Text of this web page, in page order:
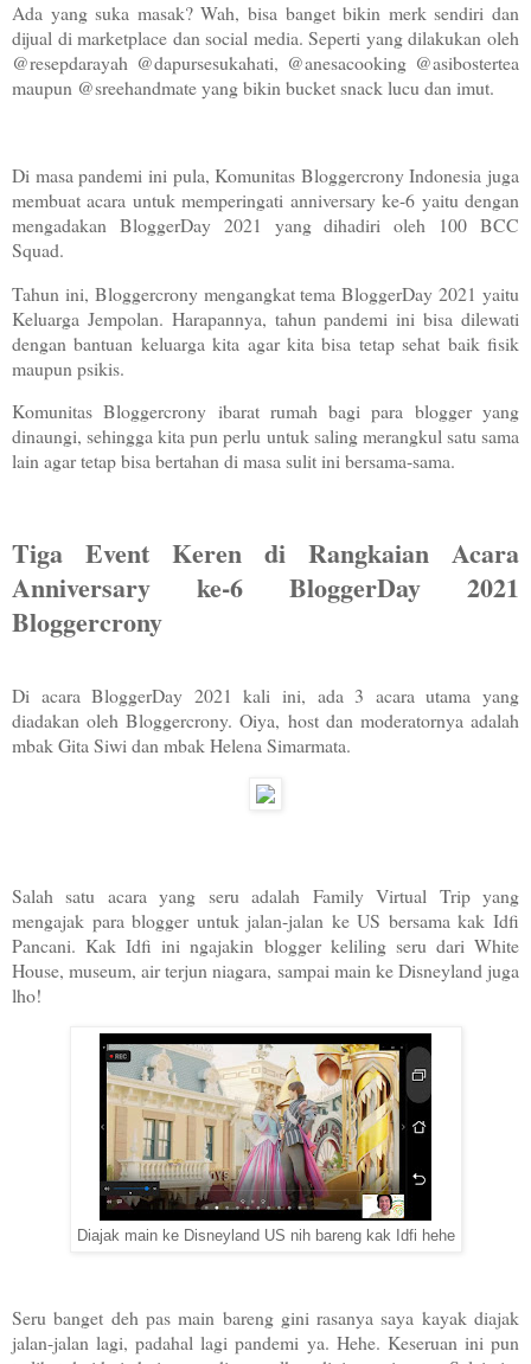
Ada yang suka masak? Wah, bisa banget bikin merk sendiri dan
dijual di marketplace dan social media. Seperti yang dilakukan oleh
@resepdarayah @dapursesukahati, @anesacooking @asibostertea
maupun @sreehandmate yang bikin bucket snack lucu dan imut.
Di masa pandemi ini pula, Komunitas Bloggercrony Indonesia juga
membuat acara untuk memperingati anniversary ke-6 yaitu dengan
mengadakan BloggerDay 2021 yang dihadiri oleh 100 BCC
Squad.
Tahun ini, Bloggercrony mengangkat tema BloggerDay 2021 yaitu
Keluarga Jempolan. Harapannya, tahun pandemi ini bisa dilewati
dengan bantuan keluarga kita agar kita bisa tetap sehat baik fisik
maupun psikis.
Komunitas Bloggercrony ibarat rumah bagi para blogger yang
dinaungi, sehingga kita pun perlu untuk saling merangkul satu sama
lain agar tetap bisa bertahan di masa sulit ini bersama-sama.
Tiga Event Keren di Rangkaian Acara
Anniversary ke-6 BloggerDay 2021
Bloggercrony
Di acara BloggerDay 2021 kali ini, ada 3 acara utama yang
diadakan oleh Bloggercrony. Oiya, host dan moderatornya adalah
mbak Gita Siwi dan mbak Helena Simarmata.
Salah satu acara yang seru adalah Family Virtual Trip yang
mengajak para blogger untuk jalan-jalan ke US bersama kak Idfi
Pancani. Kak Idfi ini ngajakin blogger keliling seru dari White
House, museum, air terjun niagara, sampai main ke Disneyland juga
lho!
Diajak main ke Disneyland US nih bareng kak Idfi hehe
Seru banget deh pas main bareng gini rasanya saya kayak diajak
jalan-jalan lagi, padahal lagi pandemi ya. Hehe. Keseruan ini pun